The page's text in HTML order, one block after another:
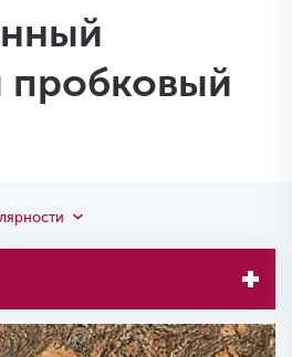
пробковый